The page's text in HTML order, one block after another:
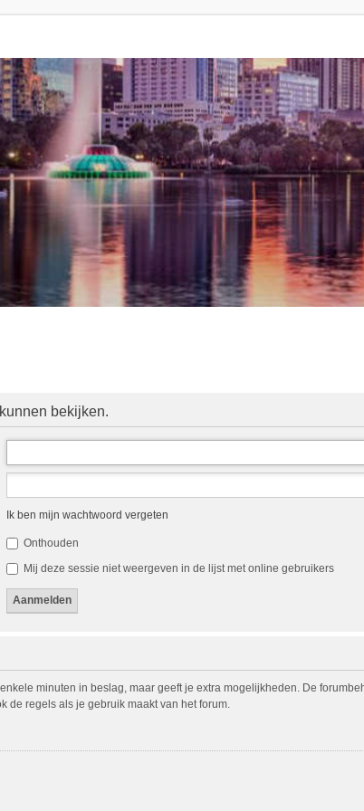
bekijken.
Ik ben mijn wachtwoord vergeten
Onthouden
Mij deze sessie niet weergeven in de lijst met online gebruikers
minuten in beslag, maar geeft je extra mogelijkheden. De
de regels als je gebruik maakt van het forum.